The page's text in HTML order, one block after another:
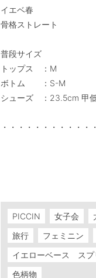
イエベ春
骨格ストレート
普段サイズ
トップス　：M
ボトム　　：S-M
シューズ　：23.5cm 甲
・・・・・・・・・・・
PICCIN 女子会
旅行
フェミニン
イエローベース スプ
色柄物